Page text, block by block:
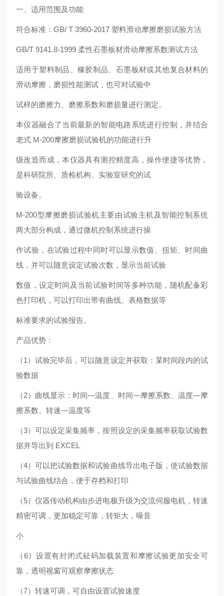
一、适用范围及功能
符合标准：GB/ T 3960-2017 塑料滑动摩擦磨损试验方法
GB/T 9141.8-1999 柔性石墨板材滑动摩擦系数测试方法
适用于塑料制品、橡胶制品、石墨板材或其他复合材料的
滑动摩擦，磨损性能测试，也可对试验中
试样的磨擦力、磨擦系数和磨损量进行测定。
本仪器融合了当前最新的智能电路系统进行控制，并结合
老式 M-200摩擦磨损试验机的功能进行升
级改造而成，本仪器具有测控精度高，操作便捷等优势，
是科研院所、质检机构、实验室研究的试
验设备。
M-200型摩擦磨损试验机主要由试验主机及智能控制系统
两大部分构成，通过微机控制系统进行操
作试验，在试验过程中同时可以显示数值、扭矩、时间曲
线，并可以随意设定试验次数，显示当前试验
数值，设定时间及当前试验时间等多种功能，随机配备彩
色打印机，可以打印出带有曲线、表格数据等
标准要求的试验报告。
产品优势：
（1）试验完毕后，可以随意设定并获取：某时间段内的试
验数据
（2）曲线显示：时间—温度、时间—摩擦系数、温度—摩
擦系数、转速—温度等
（3）可以设定采集频率，按照设定的采集频率获取试验数
据并导出到 EXCEL
（4）可以把试验数据和试验曲线导出电子版，使试验数据
与试验曲线结合，便于存档和打印
（5）仪器传动机构由步进电极升级为交流伺服电机，转速
精密可调，更加稳定可靠，转矩大，噪音
小
（6）设置有封闭式砝码加载装置和摩擦试验更加安全可
靠，透明视窗可观察摩擦状态
（7）转速可调，可自由设置试验速度